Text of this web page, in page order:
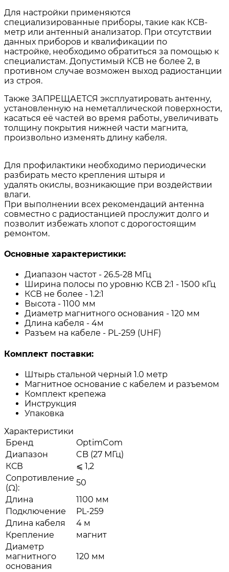
Для настройки применяются
специализированные приборы, такие как КСВ-
метр или антенный анализатор. При отсутствии
данных приборов и квалификации по
настройке, необходимо обратиться за помощью к
специалистам. Допустимый КСВ не более 2, в
противном случае возможен выход радиостанции
из строя.
Также ЗАПРЕЩАЕТСЯ эксплуатировать антенну,
установленную на неметаллической поверхности,
касаться её частей во время работы, увеличивать
толщину покрытия нижней части магнита,
произвольно изменять длину кабеля.
Для профилактики необходимо периодически
разбирать место крепления штыря и
удалять окислы, возникающие при воздействии
влаги.
При выполнении всех рекомендаций антенна
совместно с радиостанцией прослужит долго и
позволит избежать хлопот с дорогостоящим
ремонтом.
Основные характеристики:
Диапазон частот - 26.5-28 МГц
Ширина полосы по уровню КСВ 2:1 - 1500 кГц
КСВ не более - 1.2:1
Высота - 1100 мм
Диаметр магнитного основания - 120 мм
Длина кабеля - 4м
Разъем на кабеле - PL-259 (UHF)
Комплект поставки:
Штырь стальной черный 1.0 метр
Магнитное основание с кабелем и разъемом
Комплект крепежа
Инструкция
Упаковка
Характеристики
Бренд
OptimCom
Диапазон
CB (27 МГц)
КСВ
⩽ 1,2
Сопротивление
(Ω):
50
Длина
1100 мм
Подключение
PL-259
Длина кабеля
4 м
Крепление
магнит
Диаметр
магнитного
основания
120 мм